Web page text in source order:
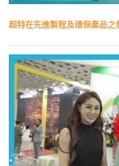
超特在先進製程及環保產品之